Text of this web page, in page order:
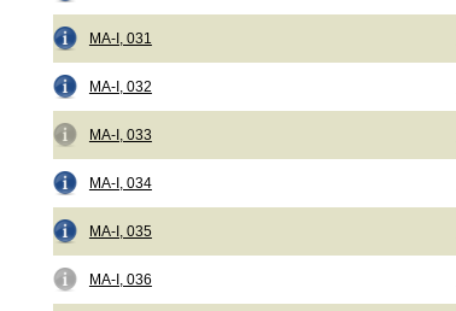
MA-I, 031
MA-I, 032
MA-I, 033
MA-I, 034
MA-I, 035
MA-I, 036